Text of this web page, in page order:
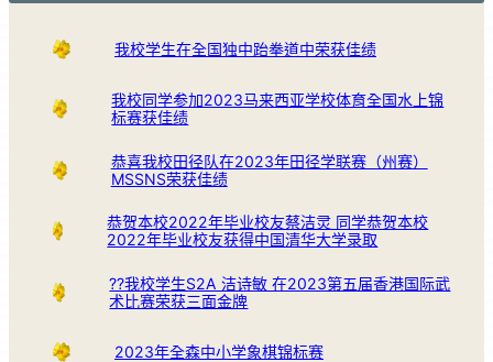
我校学生在全国独中跆拳道中荣获佳绩
我校同学参加2023马来西亚学校体育全国水上锦
标赛获佳绩
恭喜我校田径队在2023年田径学联赛（州赛）
MSSNS荣获佳绩
恭贺本校2022年毕业校友蔡洁灵 同学恭贺本校
2022年毕业校友获得中国清华大学录取
??我校学生S2A 洁诗敏 在2023第五届香港国际武
术比赛荣获三面金牌
2023年全森中小学象棋锦标赛